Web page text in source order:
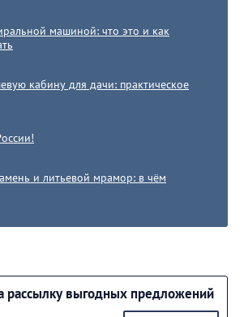
машиной: что это и как
кабину для дачи: практическое
и литьевой мрамор: в чём
рассылку выгодных предложений